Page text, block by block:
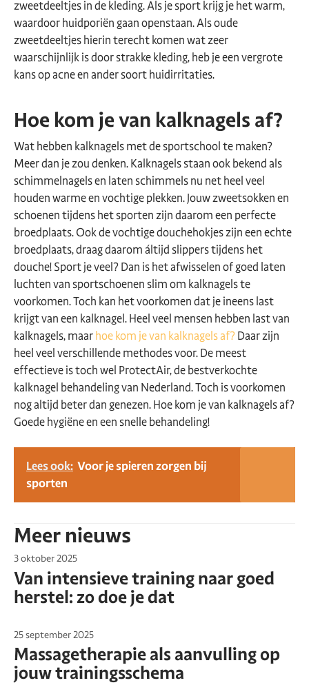
zweetdeeltjes in de kleding. Als je sport krijg je het warm,
waardoor huidporiën gaan openstaan. Als oude
zweetdeeltjes hierin terecht komen wat zeer
waarschijnlijk is door strakke kleding, heb je een vergrote
kans op acne en ander soort huidirritaties.
Hoe kom je van kalknagels af?
Wat hebben kalknagels met de sportschool te maken?
Meer dan je zou denken. Kalknagels staan ook bekend als
schimmelnagels en laten schimmels nu net heel veel
houden warme en vochtige plekken. Jouw zweetsokken en
schoenen tijdens het sporten zijn daarom een perfecte
broedplaats. Ook de vochtige douchehokjes zijn een echte
broedplaats, draag daarom áltijd slippers tijdens het
douche! Sport je veel? Dan is het afwisselen of goed laten
luchten van sportschoenen slim om kalknagels te
voorkomen. Toch kan het voorkomen dat je ineens last
krijgt van een kalknagel. Heel veel mensen hebben last van
kalknagels, maarhoe kom je van kalknagels af? Daar zijn
heel veel verschillende methodes voor. De meest
effectieve is toch wel ProtectAir, de bestverkochte
kalknagel behandeling van Nederland. Toch is voorkomen
nog altijd beter dan genezen. Hoe kom je van kalknagels af?
Goede hygiëne en een snelle behandeling!
Lees ook: Voor je spieren zorgen bij
sporten
Meer nieuws
3 oktober 2025
Van intensieve training naar goed
herstel: zo doe je dat
25 september 2025
Massagetherapie als aanvulling op
jouw trainingsschema